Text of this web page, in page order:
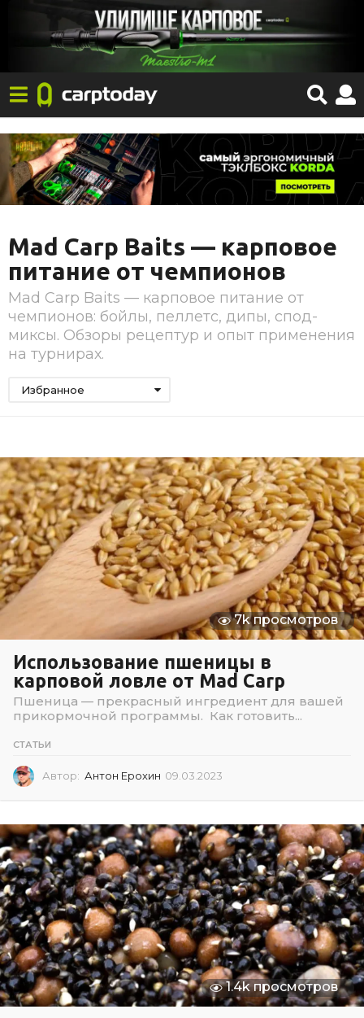
Mad Carp Baits — карповое
питание от чемпионов
Mad Carp Baits — карповое питание от
чемпионов: бойлы, пеллетс, дипы, спод-
миксы. Обзоры рецептур и опыт применения
на турнирах.
Избранное
7k просмотров
Использование пшеницы в
карповой ловле от Mad Carp
Пшеница — прекрасный ингредиент для вашей
прикормочной программы. Как готовить...
СТАТЬИ
Автор: Антон Ерохин 09.03.2023
0
3
.
2
0
2
3
1.4k просмотров